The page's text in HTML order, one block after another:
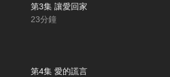
第3集 讓愛回家
23分鐘
第4集 愛的謊言